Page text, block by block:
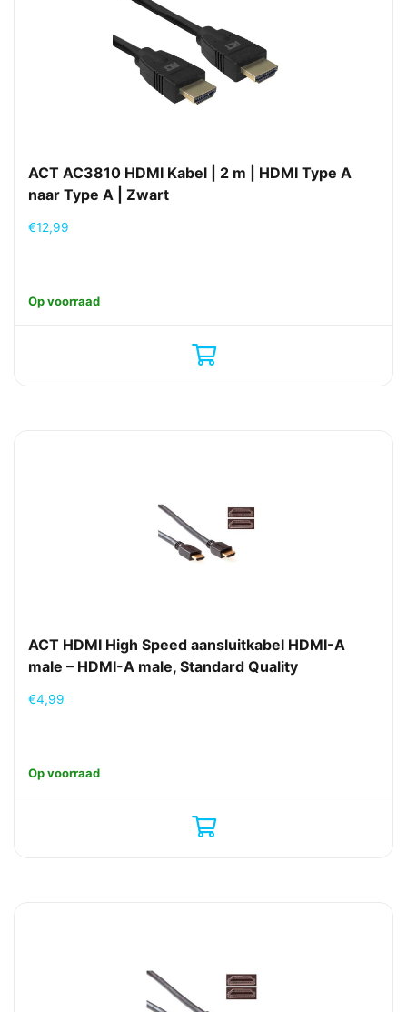
ACT AC3810 HDMI Kabel | 2 m | HDMI Type A
naar Type A | Zwart
€12,99
Op voorraad
ACT HDMI High Speed aansluitkabel HDMI-A
male – HDMI-A male, Standard Quality
€4,99
Op voorraad